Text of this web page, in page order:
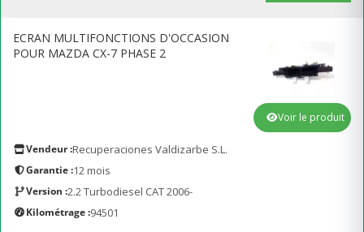
ECRAN MULTIFONCTIONS D'OCCASION
POUR MAZDA CX-7 PHASE 2
Vendeur :Recuperaciones Valdizarbe S.L.
Garantie :12 mois
Version :2.2 Turbodiesel CAT 2006-
Kilométrage :94501
Voir le produit